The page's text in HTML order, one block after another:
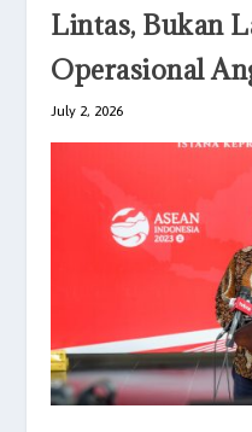
Lintas, Bukan
Operasional
July 2, 2026